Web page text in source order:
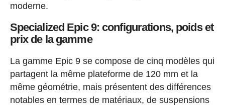
moderne.
Specialized Epic 9: configurations, poids et
prix de la gamme
La gamme Epic 9 se compose de cinq modèles qui
partagent la même plateforme de 120 mm et la
même géométrie, mais présentent des différences
notables en termes de matériaux, de suspensions